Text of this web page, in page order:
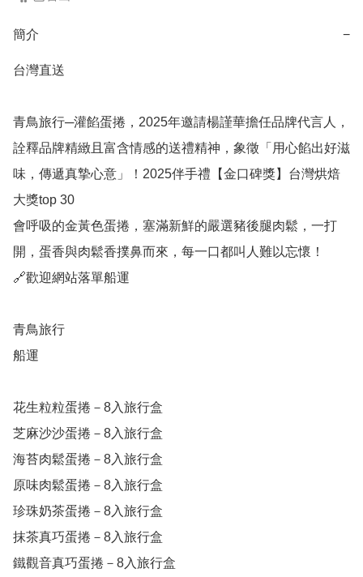
簡介 −
台灣直送
青鳥旅行─灌餡蛋捲，2025年邀請楊謹華擔任品牌代言人，
詮釋品牌精緻且富含情感的送禮精神，象徵「用心餡出好滋
味，傳遞真摯心意」！2025伴手禮【金口碑獎】台灣烘焙
大獎top 30
會呼吸的金黃色蛋捲，塞滿新鮮的嚴選豬後腿肉鬆，一打
開，蛋香與肉鬆香撲鼻而來，每一口都叫人難以忘懷！
🔗歡迎網站落單船運
青鳥旅行
船運
花生粒粒蛋捲－8入旅行盒
芝麻沙沙蛋捲－8入旅行盒
海苔肉鬆蛋捲－8入旅行盒
原味肉鬆蛋捲－8入旅行盒
珍珠奶茶蛋捲－8入旅行盒
抹茶真巧蛋捲－8入旅行盒
鐵觀音真巧蛋捲－8入旅行盒